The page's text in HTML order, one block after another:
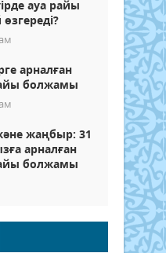
ауа райы
арналған
болжамы
жаңбыр: 31
арналған
болжамы